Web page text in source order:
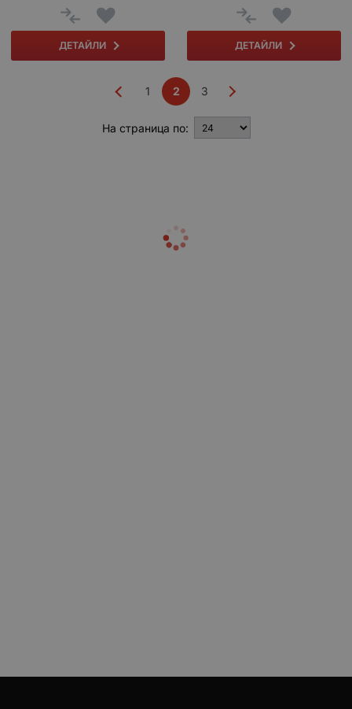
ДЕТАЙЛИ ДЕТАЙЛИ
1 2 3
На страница по: